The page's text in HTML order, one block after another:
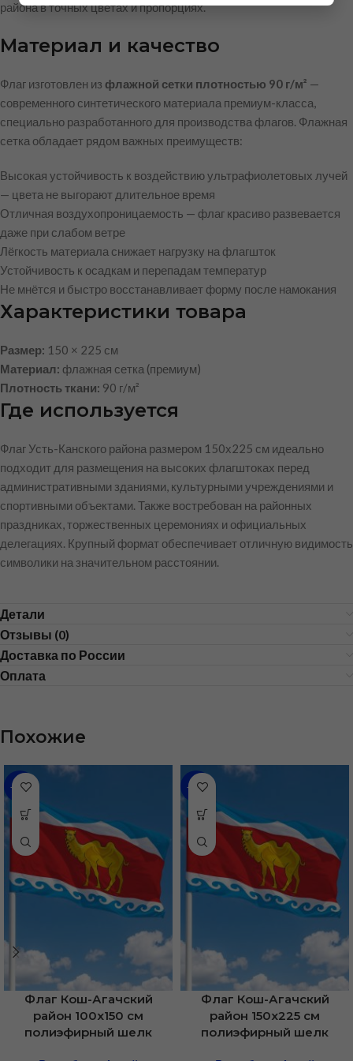
района в точных цветах и пропорциях.
Материал и качество
Флаг изготовлен из флажной сетки плотностью 90 г/м² —
современного синтетического материала премиум-класса,
специально разработанного для производства флагов. Флажная
сетка обладает рядом важных преимуществ:
Высокая устойчивость к воздействию ультрафиолетовых лучей
— цвета не выгорают длительное время
Отличная воздухопроницаемость — флаг красиво развевается
даже при слабом ветре
Лёгкость материала снижает нагрузку на флагшток
Устойчивость к осадкам и перепадам температур
Не мнётся и быстро восстанавливает форму после намокания
Характеристики товара
Размер: 150 × 225 см
Материал: флажная сетка (премиум)
Плотность ткани: 90 г/м²
Где используется
Флаг Усть-Канского района размером 150х225 см идеально
подходит для размещения на высоких флагштоках перед
административными зданиями, культурными учреждениями и
спортивными объектами. Также востребован на районных
праздниках, торжественных церемониях и официальных
делегациях. Крупный формат обеспечивает отличную видимость
символики на значительном расстоянии.
Детали
Отзывы (0)
Доставка по России
Оплата
Похожие
-48%
Флаг Кош-Агачский
район 100х150 см
полиэфирный шелк
-31%
Флаг Кош-Агачский
район 150х225 см
полиэфирный шелк